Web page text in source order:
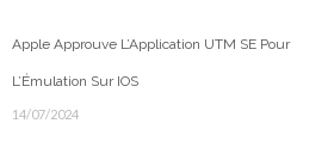
Apple Approuve L’Application UTM SE Pour
L’Émulation Sur IOS
14/07/2024